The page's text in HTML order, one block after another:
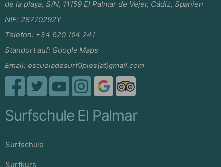
Surfschule El Palmar
Surfschule
Surfkurs
de la playa, S/N, 11159 El Palmar de Vejer, Cádiz, Spanien
NIF: 28770292Y
Telefon: +34 620 104 241
Standort auf: Google Maps
Email: escueladesurf9pies(at)gmail.com